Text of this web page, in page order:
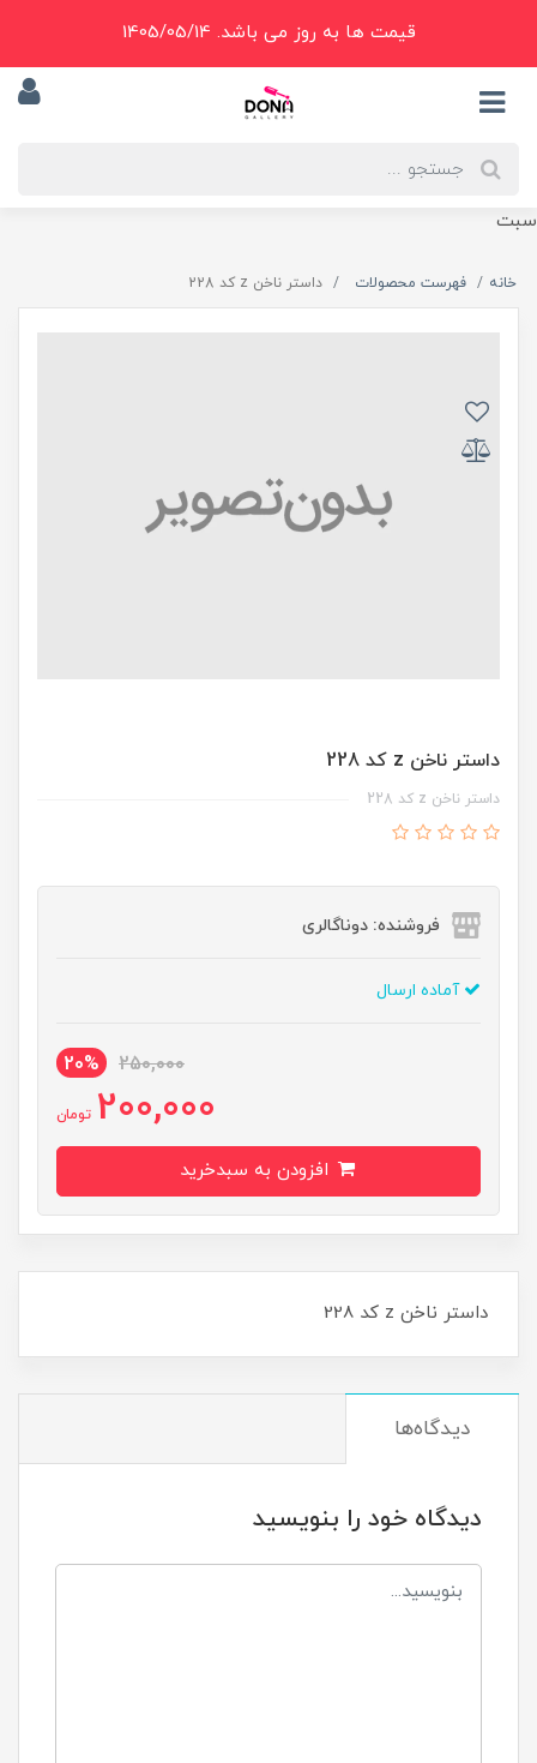
سبت
قیمت ها به روز می باشد. 1405/05/14
خانه فهرست محصولات داستر ناخن z کد 228
داستر ناخن z کد 228
داستر ناخن z کد 228
فروشنده: دوناگالری
آماده ارسال
250,000
20%
200,000 تومان
داستر ناخن z کد 228
دیدگاه‌ها
دیدگاه خود را بنویسید